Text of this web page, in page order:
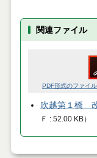
関連ファイル
PDF形式のファイ
吹越第１橋
Ｆ
52.00 KB）